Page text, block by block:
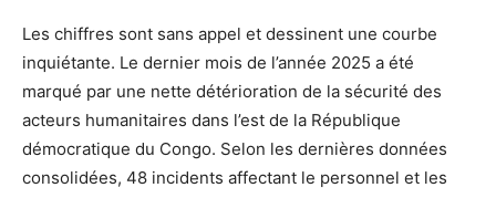
Les chiffres sont sans appel et dessinent une courbe
inquiétante. Le dernier mois de l’année 2025 a été
marqué par une nette détérioration de la sécurité des
acteurs humanitaires dans l’est de la République
démocratique du Congo. Selon les dernières données
consolidées, 48 incidents affectant le personnel et les